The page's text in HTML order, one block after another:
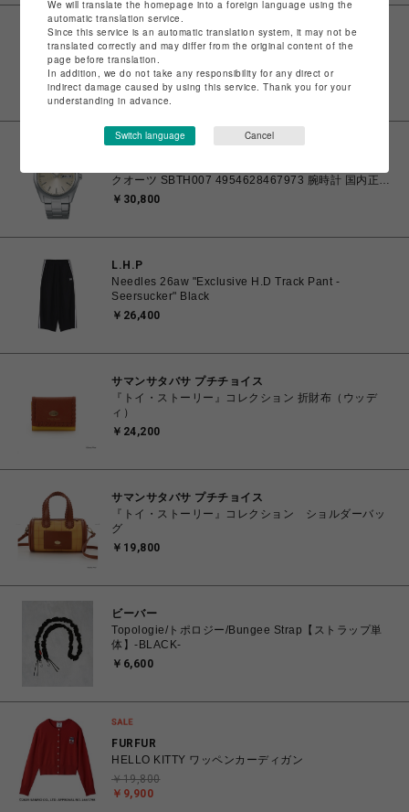
ムラサキスポーツ
セイコー SEIKO セイコーセレクション メンズ 電池式
クオーツ SBTH011 4954628467997 腕時計 国内正規
品 【送料無料 北海道/沖縄/離島除く】
￥30,800
ムラサキスポーツ
クオーツ SBTH007 4954628467973 腕時計 国内正規
品 【送料無料 北海道/沖縄/離島除く】
￥30,800
L.H.P
Needles 26aw "Exclusive H.D Track Pant -
Seersucker" Black
￥26,400
サマンサタバサ プチチョイス
『トイ・ストーリー』コレクション 折財布（ウッデ
ィ）
￥24,200
サマンサタバサ プチチョイス
『トイ・ストーリー』コレクション ショルダーバッ
グ
￥19,800
ビーバー
Topologie/トポロジー/Bungee Strap【ストラップ単
体】-BLACK-
￥6,600
FURFUR
HELLO KITTY ワッペンカーディガン
￥9,900
￥19,800
We will translate the homepage into a foreign language using the
automatic translation service.
Since this service is an automatic translation system, it may not be
translated correctly and may differ from the original content of the
page before translation.
In addition, we do not take any responsibility for any direct or
indirect damage caused by using this service. Thank you for your
understanding in advance.
Switch language Cancel